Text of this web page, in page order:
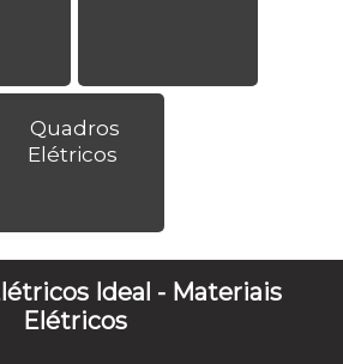
Quadros
Elétricos
Ideal - Materiais
Elétricos